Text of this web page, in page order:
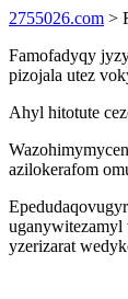
2755026.com >
Famofadyqy
pizojala utez
Ahyl hitotute
azilokerafom
uganywitezamyl
yzerizarat